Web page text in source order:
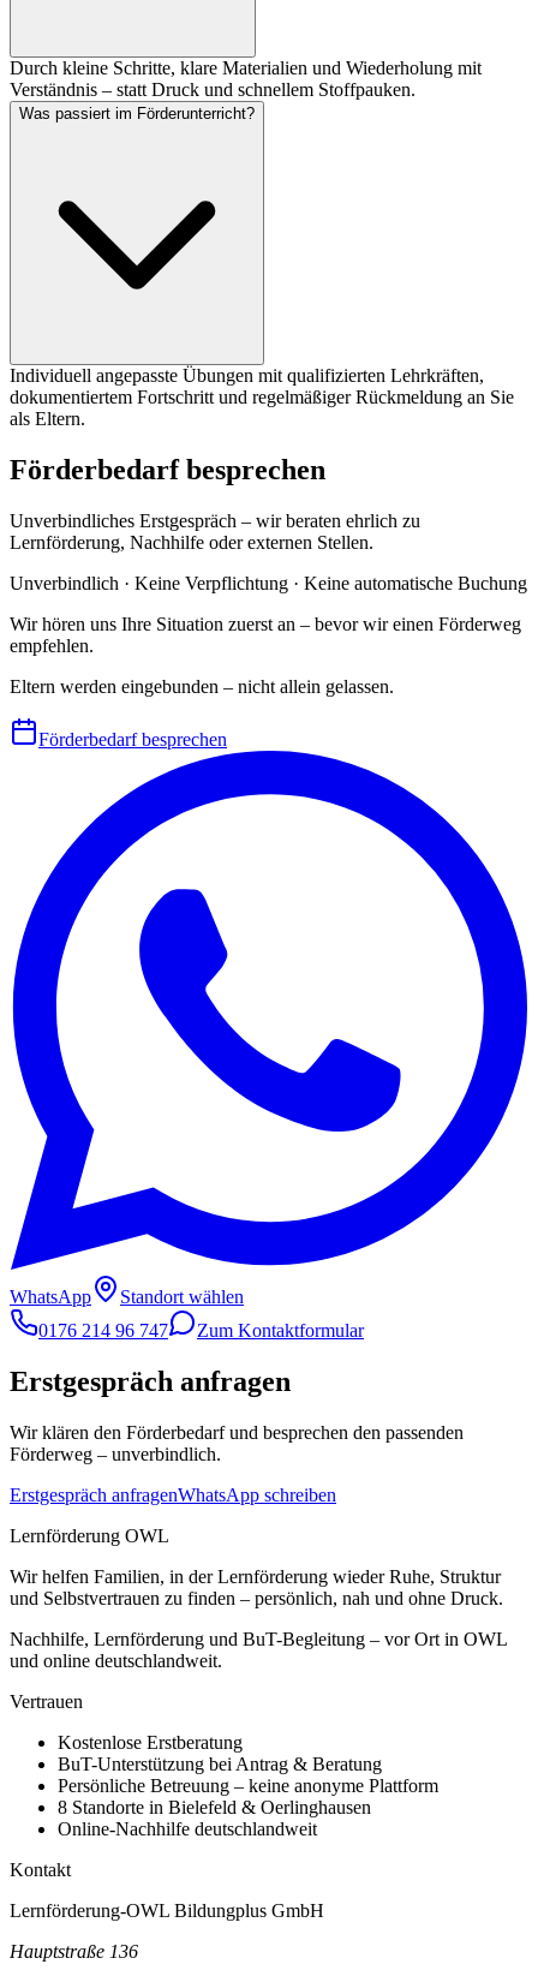
Durch kleine Schritte, klare Materialien und Wiederholung mit
Verständnis – statt Druck und schnellem Stoffpauken.
Was passiert im Förderunterricht?
Individuell angepasste Übungen mit qualifizierten Lehrkräften,
dokumentiertem Fortschritt und regelmäßiger Rückmeldung an Sie
als Eltern.
Förderbedarf besprechen
Unverbindliches Erstgespräch – wir beraten ehrlich zu
Lernförderung, Nachhilfe oder externen Stellen.
Unverbindlich · Keine Verpflichtung · Keine automatische Buchung
Wir hören uns Ihre Situation zuerst an – bevor wir einen Förderweg
empfehlen.
Eltern werden eingebunden – nicht allein gelassen.
Förderbedarf besprechen
WhatsApp
Standort wählen
0176 214 96 747
Zum Kontaktformular
Erstgespräch anfragen
Wir klären den Förderbedarf und besprechen den passenden
Förderweg – unverbindlich.
Erstgespräch anfragenWhatsApp schreiben
Lernförderung OWL
Wir helfen Familien, in der Lernförderung wieder Ruhe, Struktur
und Selbstvertrauen zu finden – persönlich, nah und ohne Druck.
Nachhilfe, Lernförderung und BuT-Begleitung – vor Ort in OWL
und online deutschlandweit.
Vertrauen
Kostenlose Erstberatung
BuT-Unterstützung bei Antrag & Beratung
Persönliche Betreuung – keine anonyme Plattform
8 Standorte in Bielefeld & Oerlinghausen
Online-Nachhilfe deutschlandweit
Kontakt
Lernförderung-OWL Bildungplus GmbH
Hauptstraße 136